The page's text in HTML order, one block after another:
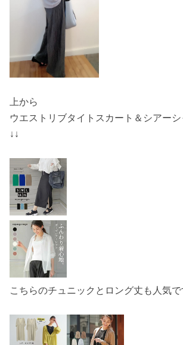
上から
ウエストリブタイトスカート＆シアーシ
↓↓
こちらのチュニックとロング丈も人気で